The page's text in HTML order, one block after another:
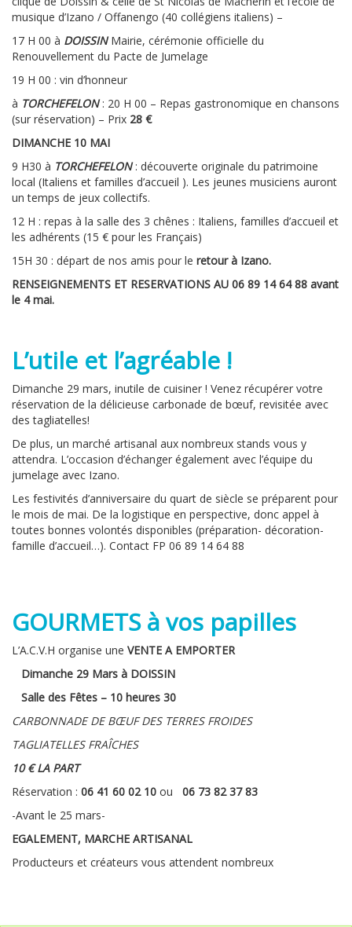
musique d’Izano / Offanengo (40 collégiens italiens) –
17 H 00 à DOISSINMairie, cérémonie officielle du
Renouvellement du Pacte de Jumelage
19 H 00 : vin d’honneur
à TORCHEFELON: 20 H 00 – Repas gastronomique en chansons
(sur réservation) – Prix 28 €
DIMANCHE 10 MAI
9 H30 à TORCHEFELON: découverte originale du patrimoine
local (Italiens et familles d’accueil ). Les jeunes musiciens auront
un temps de jeux collectifs.
12 H : repas à la salle des 3 chênes : Italiens, familles d’accueil et
les adhérents (15 € pour les Français)
15H 30 : départ de nos amis pour le retour à Izano.
RENSEIGNEMENTS ET RESERVATIONS AU 06 89 14 64 88 avant
le 4 mai.
L’utile et l’agréable !
Dimanche 29 mars, inutile de cuisiner ! Venez récupérer votre
réservation de la délicieuse carbonade de bœuf, revisitée avec
des tagliatelles!
De plus, un marché artisanal aux nombreux stands vous y
attendra. L’occasion d’échanger également avec l’équipe du
jumelage avec Izano.
Les festivités d’anniversaire du quart de siècle se préparent pour
le mois de mai. De la logistique en perspective, donc appel à
toutes bonnes volontés disponibles (préparation- décoration-
famille d’accueil…). Contact FP 06 89 14 64 88
GOURMETS à vos papilles
L’A.C.V.H organise une VENTE A EMPORTER
Dimanche 29 Mars à DOISSIN
Salle des Fêtes – 10 heures 30
CARBONNADE DE BŒUF DES TERRES FROIDES
TAGLIATELLES FRAÎCHES
10 € LA PART
Réservation : 06 41 60 02 10 ou 06 73 82 37 83
-Avant le 25 mars-
EGALEMENT, MARCHE ARTISANAL
Producteurs et créateurs vous attendent nombreux